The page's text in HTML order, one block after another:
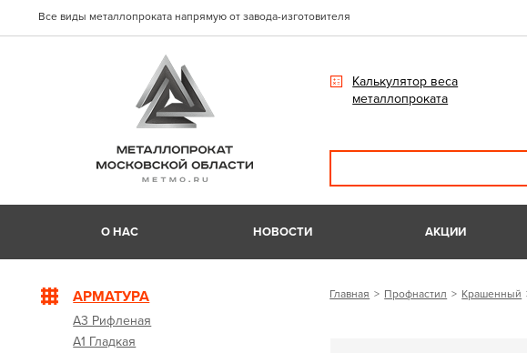
Все виды металлопроката напрямую от завода-изготовителя
Калькулятор веса
металлопроката
О НАС НОВОСТИ АКЦИИ
АРМАТУРА
А3 Рифленая
А1 Гладкая
Главная Профнастил Крашенный